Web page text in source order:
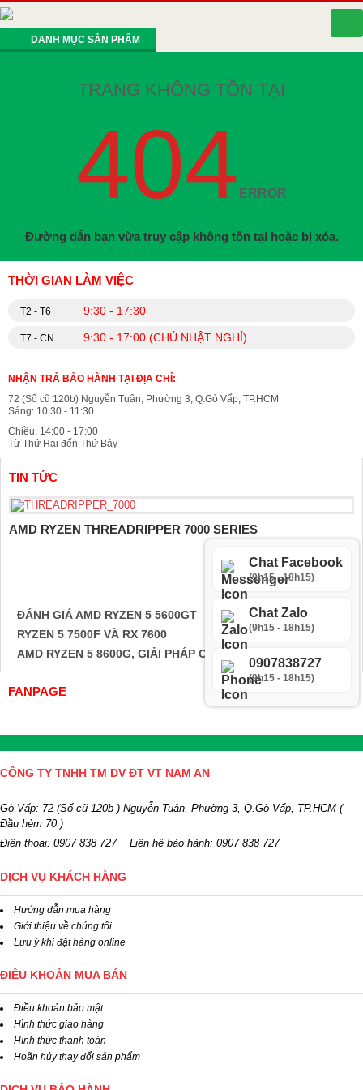
DANH MỤC SẢN PHẨM
TRANG KHÔNG TỒN TẠI
404 ERROR
Đường dẫn bạn vừa truy cập không tồn tại hoặc bị xóa.
THỜI GIAN LÀM VIỆC
T2 - T6 9:30 - 17:30
T7 - CN 9:30 - 17:00 (CHỦ NHẬT NGHỈ)
NHẬN TRẢ BẢO HÀNH TẠI ĐỊA CHỈ:
72 (Số cũ 120b) Nguyễn Tuân, Phường 3, Q.Gò Vấp, TP.HCM
Sáng: 10:30 - 11:30
Chiều: 14:00 - 17:00
Từ Thứ Hai đến Thứ Bảy
TIN TỨC
AMD RYZEN THREADRIPPER 7000 SERIES
ĐÁNH GIÁ AMD RYZEN 5 5600GT
RYZEN 5 7500F VÀ RX 7600
AMD RYZEN 5 8600G, GIẢI PHÁP CHO PC NHỎ GỌN
FANPAGE
CÔNG TY TNHH TM DV ĐT VT NAM AN
Gò Vấp: 72 (Số cũ 120b ) Nguyễn Tuân, Phường 3, Q.Gò Vấp, TP.HCM (
Đầu hẻm 70 )
Điện thoại: 0907 838 727Liên hệ bảo hảnh: 0907 838 727
DỊCH VỤ KHÁCH HÀNG
Hướng dẫn mua hàng
Giới thiệu về chúng tôi
Lưu ý khi đặt hàng online
ĐIỀU KHOẢN MUA BÁN
Điều khoản bảo mật
Hình thức giao hàng
Hình thức thanh toán
Hoãn hủy thay đổi sản phẩm
Chat Facebook
(9h15 - 18h15)
Chat Zalo
(9h15 - 18h15)
0907838727
(9h15 - 18h15)